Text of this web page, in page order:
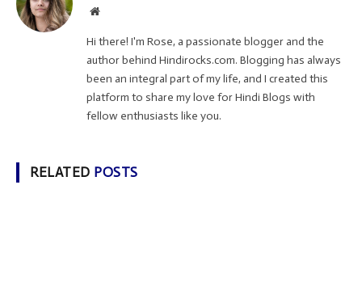
Website
Hi there! I'm Rose, a passionate blogger and the
author behind Hindirocks.com. Blogging has always
been an integral part of my life, and I created this
platform to share my love for Hindi Blogs with
fellow enthusiasts like you.
RELATED POSTS